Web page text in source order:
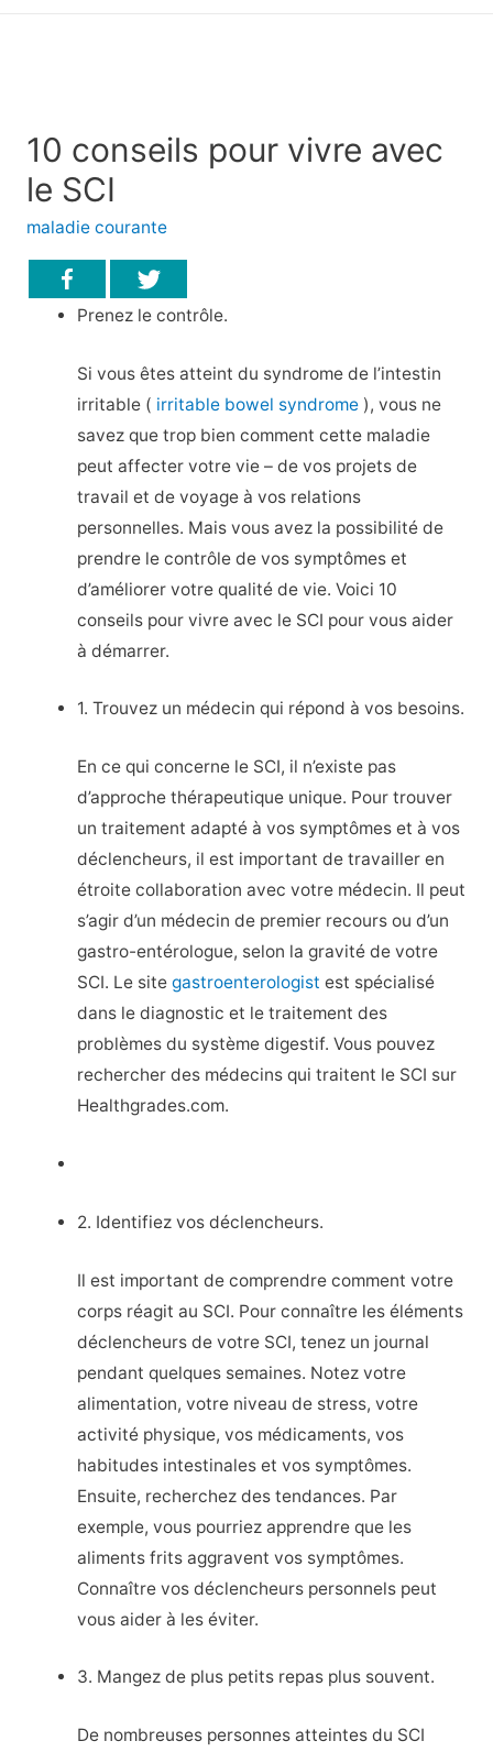
10 conseils pour vivre avec
le SCI
maladie courante
Prenez le contrôle.
Si vous êtes atteint du syndrome de l’intestin
irritable ( irritable bowel syndrome ), vous ne
savez que trop bien comment cette maladie
peut affecter votre vie – de vos projets de
travail et de voyage à vos relations
personnelles. Mais vous avez la possibilité de
prendre le contrôle de vos symptômes et
d’améliorer votre qualité de vie. Voici 10
conseils pour vivre avec le SCI pour vous aider
à démarrer.
1. Trouvez un médecin qui répond à vos besoins.
En ce qui concerne le SCI, il n’existe pas
d’approche thérapeutique unique. Pour trouver
un traitement adapté à vos symptômes et à vos
déclencheurs, il est important de travailler en
étroite collaboration avec votre médecin. Il peut
s’agir d’un médecin de premier recours ou d’un
gastro-entérologue, selon la gravité de votre
SCI. Le sitegastroenterologist est spécialisé
dans le diagnostic et le traitement des
problèmes du système digestif. Vous pouvez
rechercher des médecins qui traitent le SCI sur
Healthgrades.com.
2. Identifiez vos déclencheurs.
Il est important de comprendre comment votre
corps réagit au SCI. Pour connaître les éléments
déclencheurs de votre SCI, tenez un journal
pendant quelques semaines. Notez votre
alimentation, votre niveau de stress, votre
activité physique, vos médicaments, vos
habitudes intestinales et vos symptômes.
Ensuite, recherchez des tendances. Par
exemple, vous pourriez apprendre que les
aliments frits aggravent vos symptômes.
Connaître vos déclencheurs personnels peut
vous aider à les éviter.
3. Mangez de plus petits repas plus souvent.
De nombreuses personnes atteintes du SCI